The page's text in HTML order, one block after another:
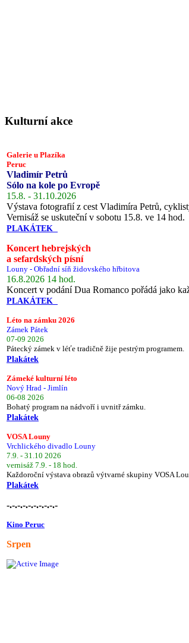
Kulturní akce
Galerie u Plazíka
Peruc
Vladimír Petrů
Sólo na kole po Evropě
15.8. - 31.10.2026
Výstava fotografií z cest Vladimíra Petrů,
Vernisáž se uskuteční v sobotu 15.8. ve 14 hod.
PLAKÁTEK
Koncert hebrejských
a sefardských písní
Louny - Obřadní síň židovského hřbitova
16.8.2026 14 hod.
Koncert v podání Dua Romanco pořádá jako
PLAKÁTEK
Léto na zámku 2026
Zámek Pátek
07-09 2026
Pátecký zámek v léťe tradičně žije pestrým programem.
Plakátek
Zámeké kulturní léto
Nový Hrad - Jimlín
06-08 2026
Bohatý program na nádvoří i uvnitř zámku.
Plakátek
VOSA Louny
Vrchlického divadlo Louny
7.9. - 31.10 2026
vernisáž 7.9. - 18 hod.
Každoroční výstava obrazů výtvarné skupiny VOSA
Plakátek
-.-.-.-.-.-.-.-.-.-
Kino Peruc
Srpen